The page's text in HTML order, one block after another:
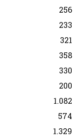
256
233
321
358
330
200
1.082
574
1.329